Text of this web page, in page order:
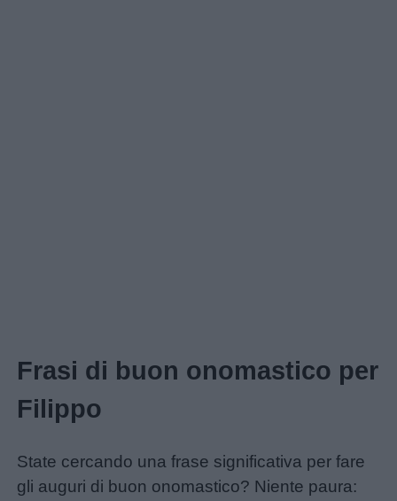
Frasi di buon onomastico per
Filippo
State cercando una frase significativa per fare
gli auguri di buon onomastico? Niente paura: